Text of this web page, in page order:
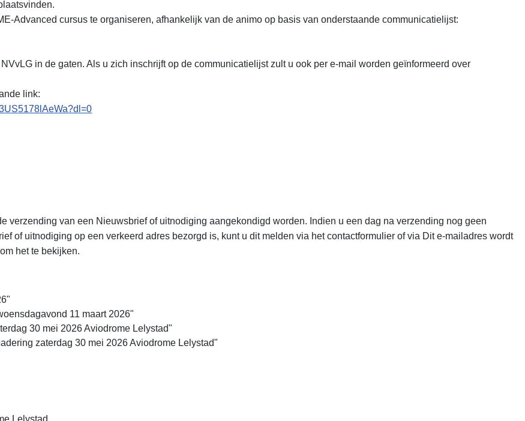
Advanced cursus te organiseren, afhankelijk van de animo op basis van onderstaande communicatielijst:
in de gaten. Als u zich inschrijft op de communicatielijst zult u ook per e-mail worden geïnformeerd over
link:
verzending van een Nieuwsbrief of uitnodiging aangekondigd worden. Indien u een dag na verzending nog geen
of uitnodiging op een verkeerd adres bezorgd is, kunt u dit melden via het contactformulier of via Dit e-mailadres wordt
het te bekijken.
11 maart 2026"
30 mei 2026 Aviodrome Lelystad"
zaterdag 30 mei 2026 Aviodrome Lelystad"
Lelystad